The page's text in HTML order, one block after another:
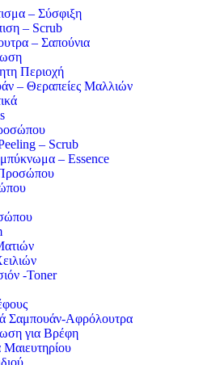
– Σύσφιξη
– Scrub
– Σαπούνια
Περιοχή
– Θεραπείες Μαλλιών
– Scrub
– Essence
-Toner
Σαμπουάν-Αφρόλουτρα
για Βρέφη